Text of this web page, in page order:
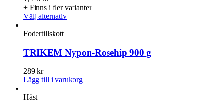
olika
alternativen
kan
produktsidan
+ Finns i fler varianter
Välj alternativDen
flera
varianter.
olika
alternativen
Fodertillskott
TRIKEM Nypon-Rosehip 900 g
289 kr
Lägg till i varukorg
Häst